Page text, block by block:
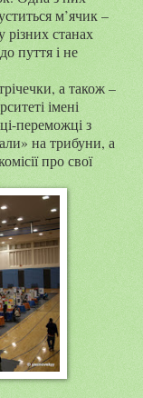
м’ячик –
станах
пуття і не
а також –
імені
переможці з
на трибуни, а
про свої